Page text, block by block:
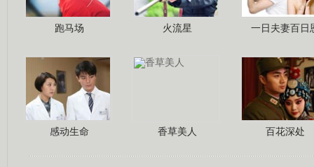
跑马场 火流星 一日夫妻百日
感动生命 香草美人 百花深处